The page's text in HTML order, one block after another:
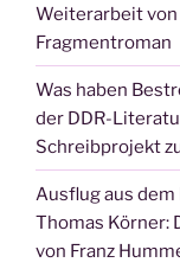
Weiterarbeit von
Fragmentroman
Was haben
der DDR-
Schreibprojekt
Ausflug aus
Thomas Körner:
von Franz